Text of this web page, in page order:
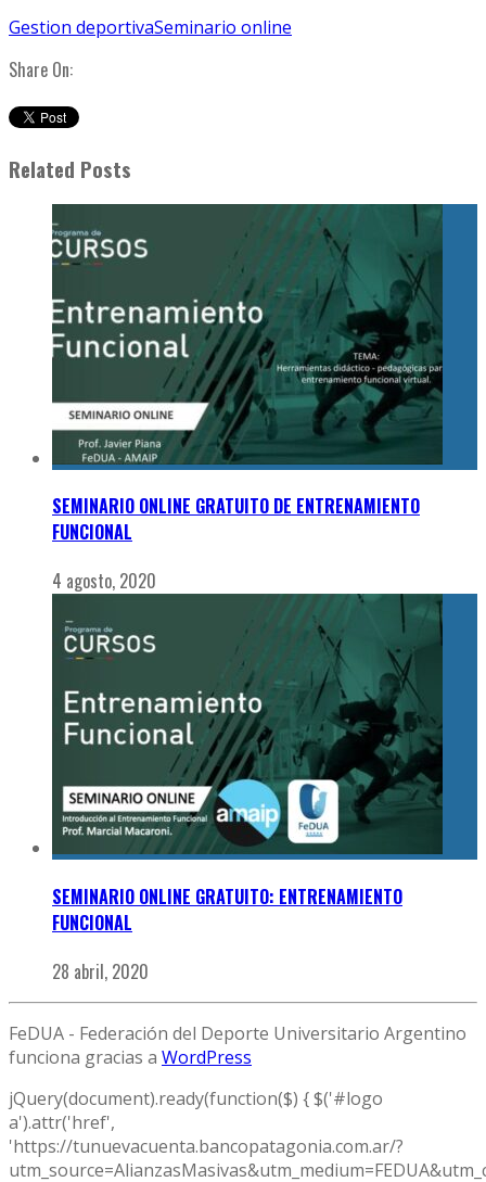
Gestion deportivaSeminario online
Share On:
Related Posts
SEMINARIO ONLINE GRATUITO DE ENTRENAMIENTO
FUNCIONAL
4 agosto, 2020
SEMINARIO ONLINE GRATUITO: ENTRENAMIENTO
FUNCIONAL
28 abril, 2020
FeDUA - Federación del Deporte Universitario Argentino
funciona gracias a WordPress
jQuery(document).ready(function($) { $('#logo
a').attr('href',
'https://tunuevacuenta.bancopatagonia.com.ar/?